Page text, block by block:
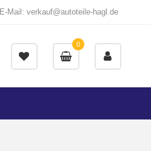
E-Mail: verkauf@autoteile-hagl.de
0